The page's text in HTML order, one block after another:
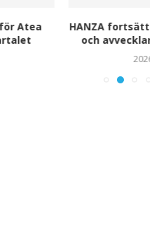
Atea
HANZA
och